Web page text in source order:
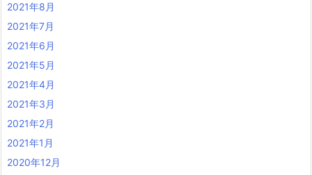
2021年8月
2021年7月
2021年6月
2021年5月
2021年4月
2021年3月
2021年2月
2021年1月
2020年12月